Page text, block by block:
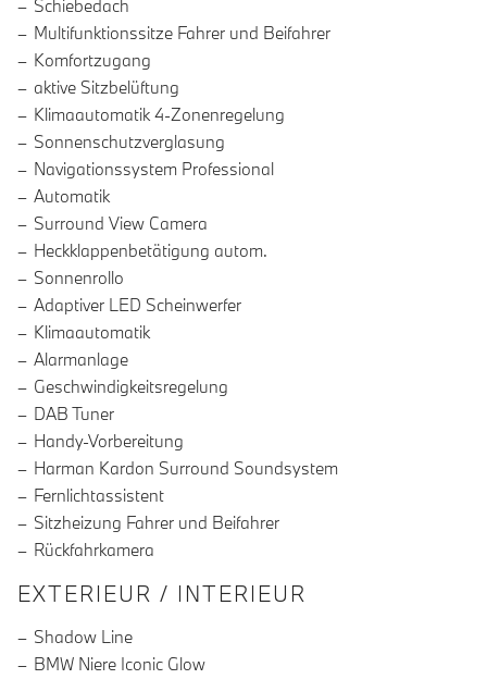
Schiebedach
Multifunktionssitze Fahrer und Beifahrer
Komfortzugang
aktive Sitzbelüftung
Klimaautomatik 4-Zonenregelung
Sonnenschutzverglasung
Navigationssystem Professional
Automatik
Surround View Camera
Heckklappenbetätigung autom.
Sonnenrollo
Adaptiver LED Scheinwerfer
Klimaautomatik
Alarmanlage
Geschwindigkeitsregelung
DAB Tuner
Handy-Vorbereitung
Harman Kardon Surround Soundsystem
Fernlichtassistent
Sitzheizung Fahrer und Beifahrer
Rückfahrkamera
EXTERIEUR / INTERIEUR
Shadow Line
BMW Niere Iconic Glow